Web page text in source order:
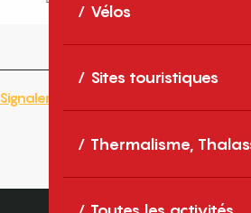
Vélos
Sites touristiques
Thermalisme,
Signaler une erreur